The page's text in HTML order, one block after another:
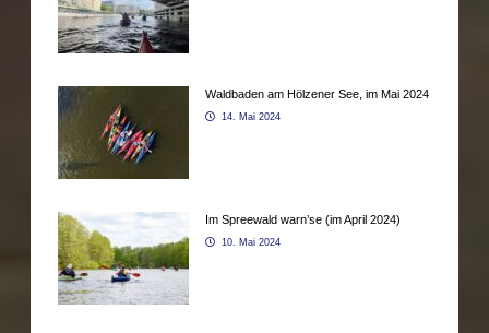
Waldbaden am Hölzener See, im Mai 2024
14. Mai 2024
Im Spreewald warn’se (im April 2024)
10. Mai 2024